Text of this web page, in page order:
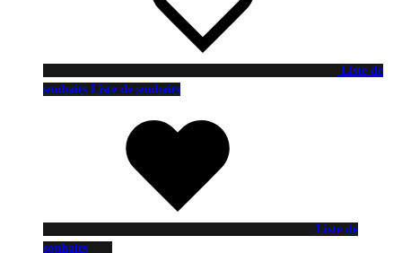
Liste de
souhaits Liste de souhaits
Liste de
souhaits